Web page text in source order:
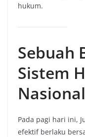
hukum.
Sebuah
Sistem
Nasional
Pada pagi hari ini,
efektif berlaku